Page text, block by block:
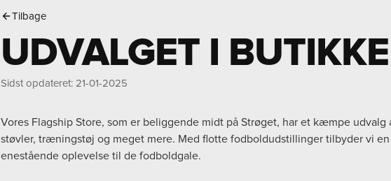
Tilbage
UDVALGET I
Sidst opdateret:21-01-2025
Vores Flagship Store, som er beliggende midt på Strøget, har et kæmpe udvalg
støvler, træningstøj og meget mere. Med flotte fodboldudstillinger tilbyder vi en
enestående oplevelse til de fodboldgale.